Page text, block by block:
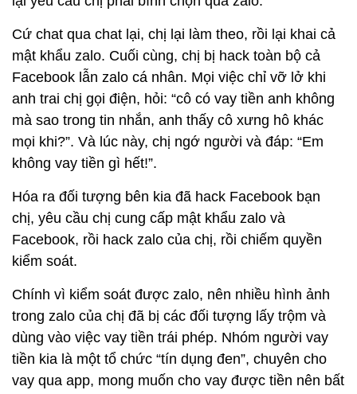
Cứ chat qua chat lại, chị lại làm theo, rồi lại khai cả
mật khẩu zalo. Cuối cùng, chị bị hack toàn bộ cả
Facebook lẫn zalo cá nhân. Mọi việc chỉ vỡ lở khi
anh trai chị gọi điện, hỏi: “cô có vay tiền anh không
mà sao trong tin nhắn, anh thấy cô xưng hô khác
mọi khi?”. Và lúc này, chị ngớ người và đáp: “Em
không vay tiền gì hết!”.
Hóa ra đối tượng bên kia đã hack Facebook bạn
chị, yêu cầu chị cung cấp mật khẩu zalo và
Facebook, rồi hack zalo của chị, rồi chiếm quyền
kiểm soát.
Chính vì kiểm soát được zalo, nên nhiều hình ảnh
trong zalo của chị đã bị các đối tượng lấy trộm và
dùng vào việc vay tiền trái phép. Nhóm người vay
tiền kia là một tổ chức “tín dụng đen”, chuyên cho
vay qua app, mong muốn cho vay được tiền nên bất